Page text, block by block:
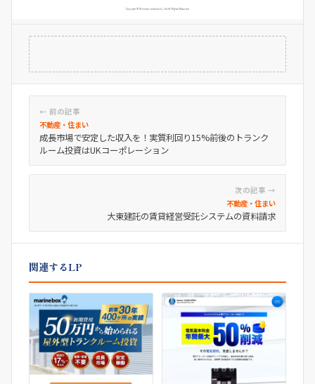
← 前の記事
不動産・住まい
成長市場で安定した収入を！実質利回り15%前後のトランク
ルーム投資はUKコーポレーション
次の記事 →
不動産・住まい
大東建託の賃貸経営受託システムの資料請求
関連するLP